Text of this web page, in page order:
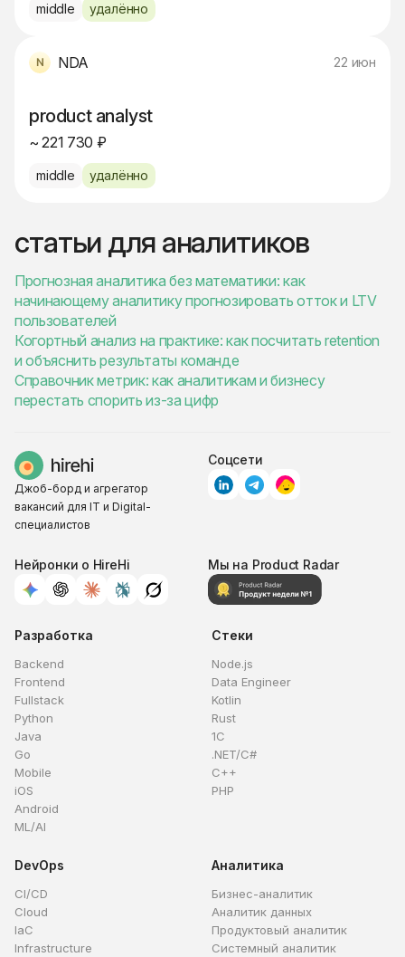
middle удалённо
NDA 22 июн
product analyst
~ 221 730 ₽
middle удалённо
статьи для аналитиков
Прогнозная аналитика без математики: как
начинающему аналитику прогнозировать отток и LTV
пользователей
Когортный анализ на практике: как посчитать retention
и объяснить результаты команде
Справочник метрик: как аналитикам и бизнесу
перестать спорить из-за цифр
Джоб-борд и агрегатор
вакансий для IT и Digital-
специалистов
Соцсети
Нейронки о HireHi Мы на Product Radar
Разработка
Backend
Frontend
Fullstack
Python
Java
Go
Mobile
iOS
Android
ML/AI
Стеки
Node.js
Data Engineer
Kotlin
Rust
1C
.NET/C#
C++
PHP
DevOps
CI/CD
Cloud
IaC
Infrastructure
Аналитика
Бизнес-аналитик
Аналитик данных
Продуктовый аналитик
Системный аналитик